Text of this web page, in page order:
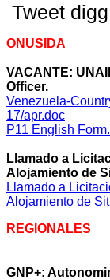
Tweet digg
ONUSIDA
VACANTE:
Officer.
Venezuela-
17/apr.doc
P11 English
Llamado a
Alojamiento de
Llamado a
Alojamiento de
REGIONALES
GNP+: